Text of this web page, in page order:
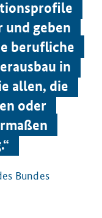
und geben
berufliche
in
allen, die
oder
Bundes